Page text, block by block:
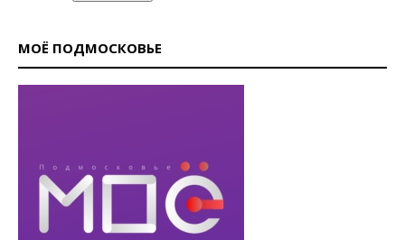
МОЁ ПОДМОСКОВЬЕ